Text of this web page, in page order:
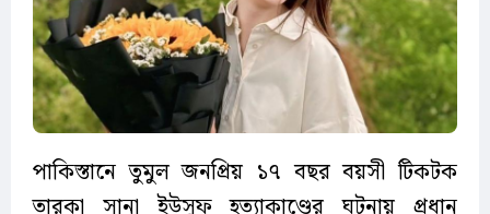
পাকিস্তানে তুমুল জনপ্রিয় ১৭ বছর বয়সী টিকটক